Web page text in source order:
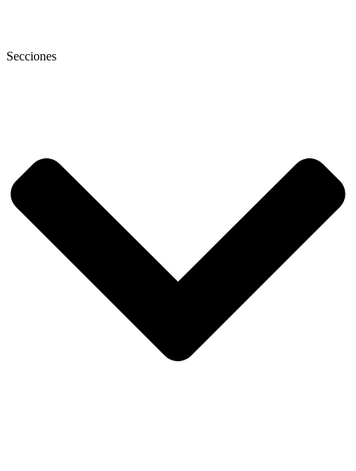
Secciones